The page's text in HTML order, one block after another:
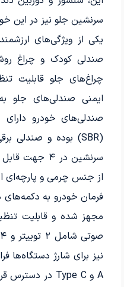
سرنشین جلو نیز در این
چراغ‌های جلو قابلیت
ایمنی صندلی‌های جلو
صندلی‌های خودرو دارای
سرنشین در
از جنس چرمی و پارچه‌ای
فرمان خودرو به